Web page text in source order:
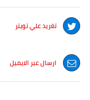
تغريد علي تويتر
ارسال عبر الايميل